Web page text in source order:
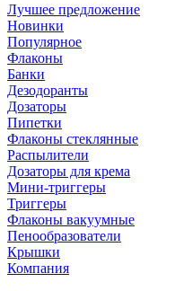
Лучшее предложение
Новинки
Популярное
Флаконы
Банки
Дезодоранты
Дозаторы
Пипетки
Флаконы стеклянные
Распылители
Дозаторы для крема
Мини-триггеры
Триггеры
Флаконы вакуумные
Пенообразователи
Крышки
Компания